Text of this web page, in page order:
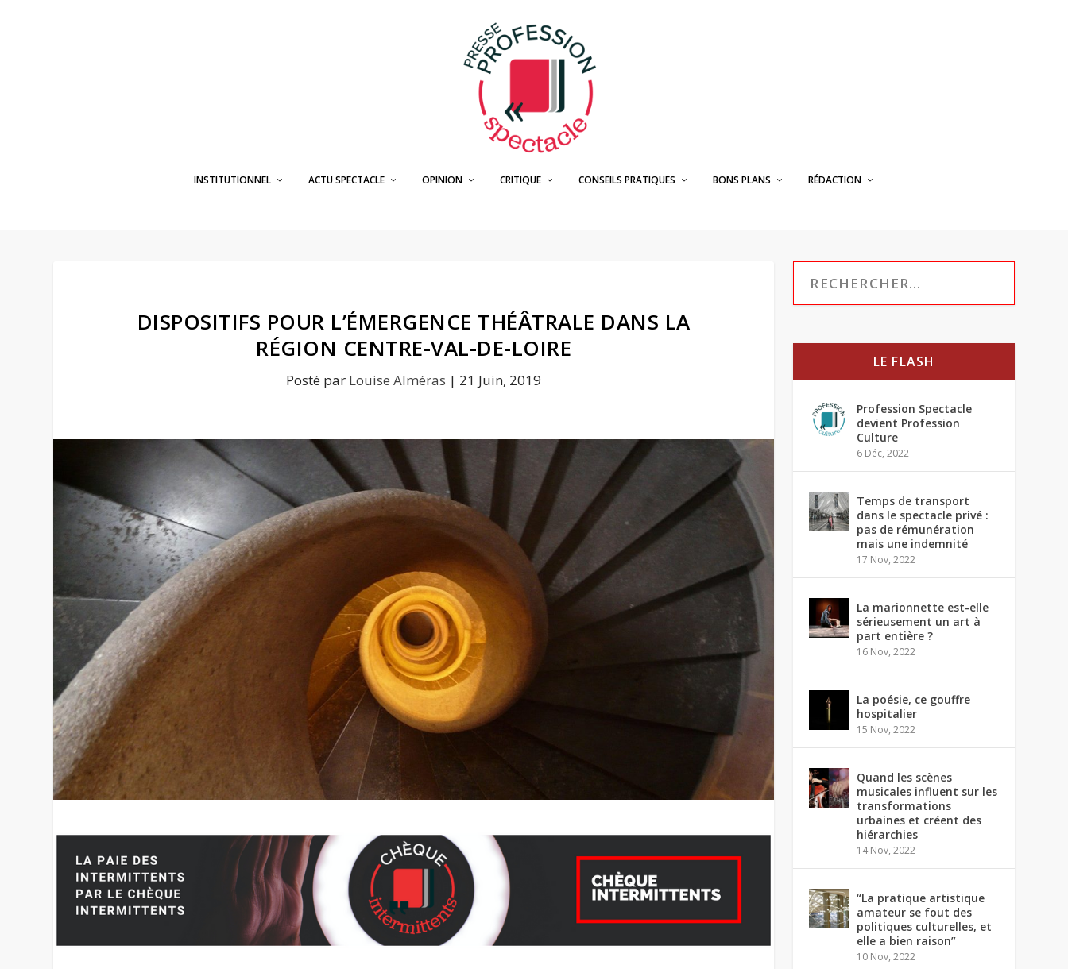
INSTITUTIONNEL ACTU SPECTACLE OPINION CRITIQUE CONSEILS PRATIQUES BONS PLANS RÉDACTION
DISPOSITIFS POUR L’ÉMERGENCE THÉÂTRALE DANS LA
RÉGION CENTRE-VAL-DE-LOIRE
Posté par Louise Alméras | 21 Juin, 2019
LE FLASH
Profession Spectacle
devient Profession
Culture
6 Déc, 2022
Temps de transport
dans le spectacle privé :
pas de rémunération
mais une indemnité
17 Nov, 2022
La marionnette est-elle
sérieusement un art à
part entière ?
16 Nov, 2022
La poésie, ce gouffre
hospitalier
15 Nov, 2022
Quand les scènes
musicales influent sur les
transformations
urbaines et créent des
hiérarchies
14 Nov, 2022
“La pratique artistique
amateur se fout des
politiques culturelles, et
elle a bien raison”
10 Nov, 2022